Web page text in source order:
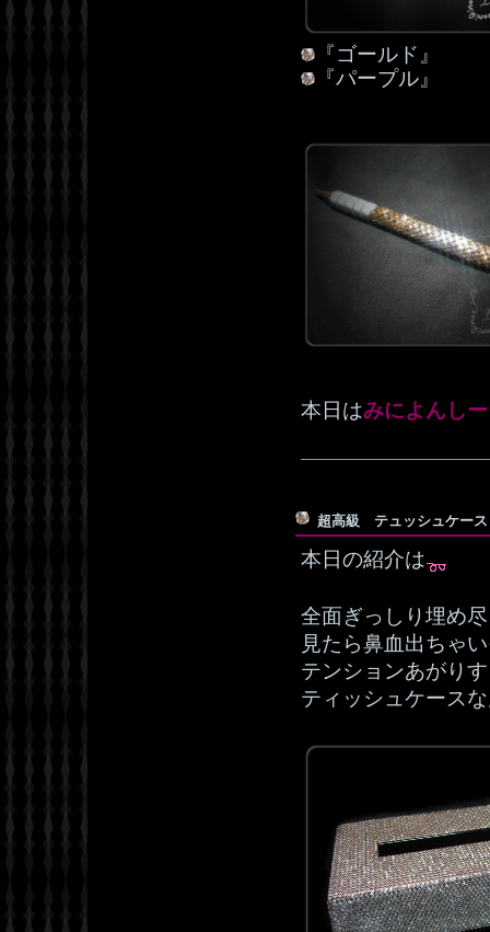
『ゴールド』
『パープル』
本日はみによんし
超高級 テュッシュケー
本日の紹介は
全面ぎっしり埋め
見たら鼻血出ちゃ
テンションあがり
ティッシュケース